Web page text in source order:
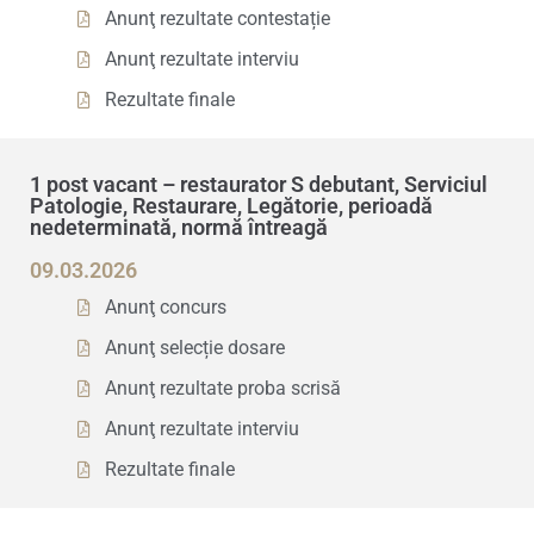
Anunţ rezultate contestație
Anunţ rezultate interviu
Rezultate finale
1 post vacant – restaurator S debutant, Serviciul
Patologie, Restaurare, Legătorie, perioadă
nedeterminată, normă întreagă
09.03.2026
Anunţ concurs
Anunţ selecție dosare
Anunţ rezultate proba scrisă
Anunţ rezultate interviu
Rezultate finale